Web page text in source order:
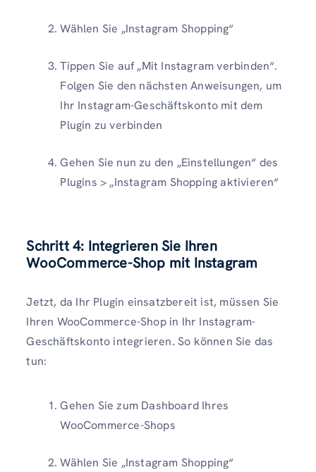
Wählen Sie „Instagram Shopping“
Tippen Sie auf „Mit Instagram verbinden“.
Folgen Sie den nächsten Anweisungen, um
Ihr Instagram-Geschäftskonto mit dem
Plugin zu verbinden
Gehen Sie nun zu den „Einstellungen“ des
Plugins > „Instagram Shopping aktivieren“
Schritt 4: Integrieren Sie Ihren
WooCommerce-Shop mit Instagram
Jetzt, da Ihr Plugin einsatzbereit ist, müssen Sie
Ihren WooCommerce-Shop in Ihr Instagram-
Geschäftskonto integrieren. So können Sie das
tun:
Gehen Sie zum Dashboard Ihres
WooCommerce-Shops
Wählen Sie „Instagram Shopping“